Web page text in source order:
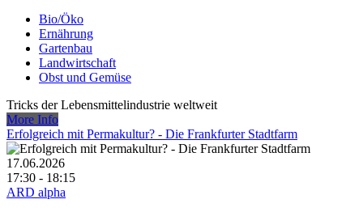
Bio/Öko
Ernährung
Gartenbau
Landwirtschaft
Obst und Gemüse
Tricks der Lebensmittelindustrie weltweit
More Info
Erfolgreich mit Permakultur? - Die Frankfurter Stadtfarm
17.06.2026
17:30 - 18:15
ARD alpha